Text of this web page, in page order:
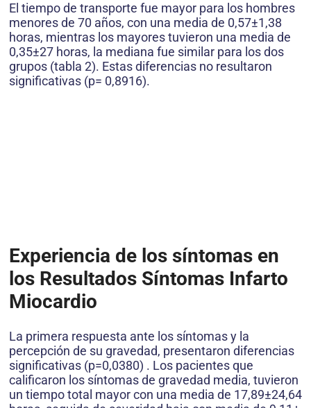
El tiempo de transporte fue mayor para los hombres
menores de 70 años, con una media de 0,57±1,38
horas, mientras los mayores tuvieron una media de
0,35±27 horas, la mediana fue similar para los dos
grupos (tabla 2). Estas diferencias no resultaron
significativas (p= 0,8916).
Experiencia de los síntomas en
los Resultados Síntomas Infarto
Miocardio
La primera respuesta ante los síntomas y la
percepción de su gravedad, presentaron diferencias
significativas (p=0,0380) . Los pacientes que
calificaron los síntomas de gravedad media, tuvieron
un tiempo total mayor con una media de 17,89±24,64